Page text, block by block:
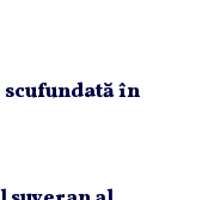
scufundată în